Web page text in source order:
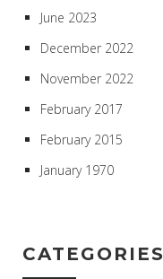
June 2023
December 2022
November 2022
February 2017
February 2015
January 1970
CATEGORIES